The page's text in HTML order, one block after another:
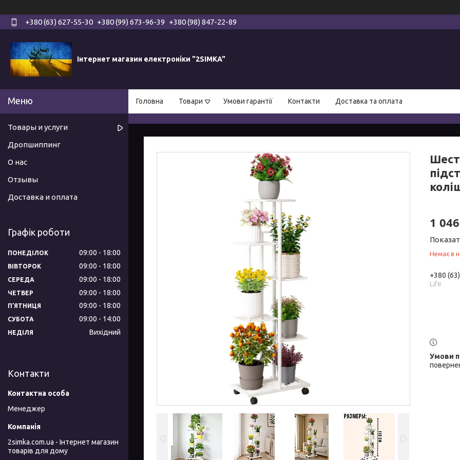
+380 (63) 627-55-30 +380 (99) 673-96-39 +380 (98) 847-22-89
Інтернет магазин електроніки "2SIMKA"
Головна Товари Умови гарантії Контакти Доставка та оплата
1
Немає в
+380
Life
Товары и услуги
Дропшиппинг
О нас
Отзывы
Доставка и оплата
Графік роботи
ПОНЕДІЛОК 09:00 18:00
ВІВТОРОК 09:00 18:00
СЕРЕДА 09:00 18:00
ЧЕТВЕР 09:00 18:00
ПʼЯТНИЦЯ 09:00 18:00
СУБОТА 09:00 14:00
НЕДІЛЯ Вихідний
Контакти
Менеджер
2simka.com.ua - Інтернет магазин
товарів для дому